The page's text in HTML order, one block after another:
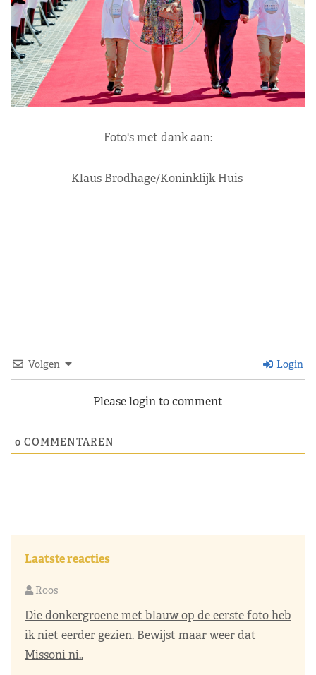
Foto's met dank aan:
Klaus Brodhage/Koninklijk Huis
Volgen Login
Please login to comment
0 COMMENTAREN
Laatste reacties
Roos
Die donkergroene met blauw op de eerste foto heb
ik niet eerder gezien. Bewijst maar weer dat
Missoni ni..